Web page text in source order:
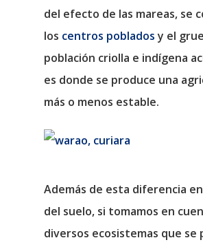
del efecto de las mareas, se
los centros pobladosy el
población criolla e indígena
es donde se produce una
más o menos estable.
Además de esta diferencia
del suelo, si tomamos en
diversos ecosistemas que se